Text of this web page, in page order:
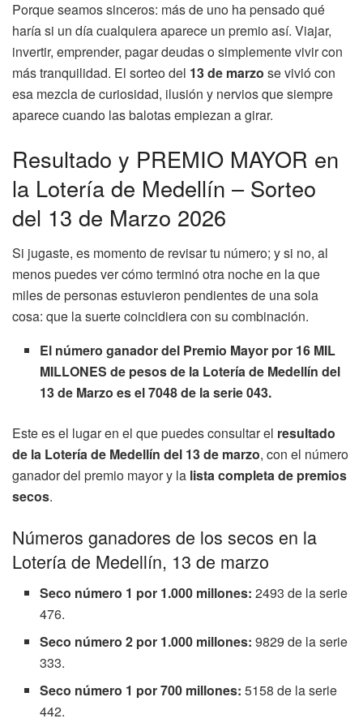
Porque seamos sinceros: más de uno ha pensado qué
haría si un día cualquiera aparece un premio así. Viajar,
invertir, emprender, pagar deudas o simplemente vivir con
más tranquilidad. El sorteo del 13 de marzo se vivió con
esa mezcla de curiosidad, ilusión y nervios que siempre
aparece cuando las balotas empiezan a girar.
Resultado y PREMIO MAYOR en
la Lotería de Medellín – Sorteo
del 13 de Marzo 2026
Si jugaste, es momento de revisar tu número; y si no, al
menos puedes ver cómo terminó otra noche en la que
miles de personas estuvieron pendientes de una sola
cosa: que la suerte coincidiera con su combinación.
El número ganador del Premio Mayor por 16 MIL
MILLONES de pesos de la Lotería de Medellín del
13 de Marzo es el 7048 de la serie 043.
Este es el lugar en el que puedes consultar el resultado
de la Lotería de Medellín del 13 de marzo, con el número
ganador del premio mayor y la lista completa de premios
secos.
Números ganadores de los secos en la
Lotería de Medellín, 13 de marzo
Seco número 1 por 1.000 millones:2493 de la serie
476.
Seco número 2 por 1.000 millones:9829 de la serie
333.
Seco número 1 por 700 millones:5158 de la serie
442.